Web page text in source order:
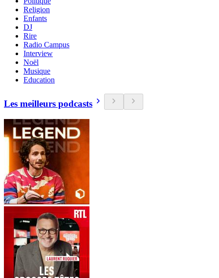
Religion
Enfants
DJ
Rire
Radio Campus
Interview
Noël
Musique
Education
Les meilleurs podcasts